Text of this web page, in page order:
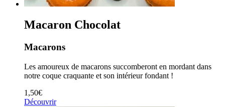
Macaron Chocolat
Macarons
Les amoureux de macarons succomberont en mordant dans
notre coque craquante et son intérieur fondant !
1,50€
Découvrir